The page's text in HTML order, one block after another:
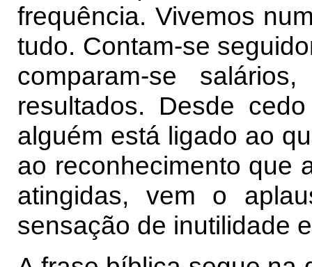
frequência. Vivemos
tudo. Contam-se
comparam-se
resultados. Desde
alguém está ligado ao
ao reconhecimento que
atingidas, vem o
sensação de inutilidade